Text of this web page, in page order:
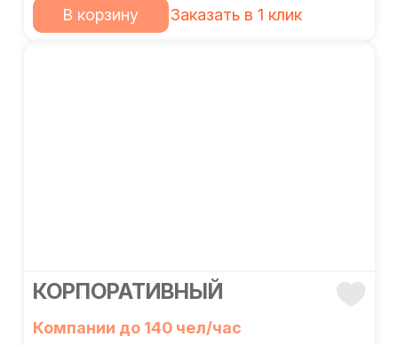
В корзину Заказать в 1 клик
КОРПОРАТИВНЫЙ
Компании до 140 чел/час